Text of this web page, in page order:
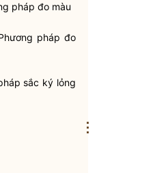
pháp đo màu
pháp đo
sắc ký lỏng
⋮